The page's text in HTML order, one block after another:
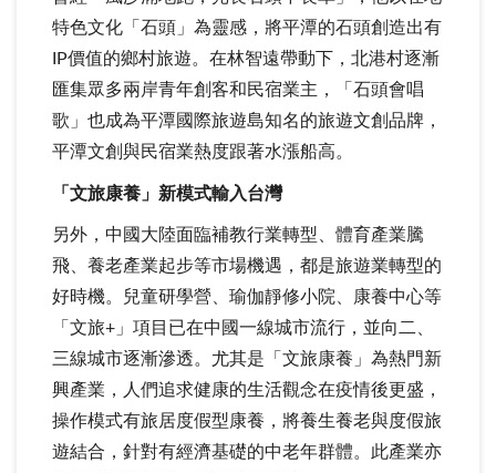
特色文化「石頭」為靈感，將平潭的石頭創造出有
IP價值的鄉村旅遊。在林智遠帶動下，北港村逐漸
匯集眾多兩岸青年創客和民宿業主，「石頭會唱
歌」也成為平潭國際旅遊島知名的旅遊文創品牌，
平潭文創與民宿業熱度跟著水漲船高。
「文旅康養」新模式輸入台灣
另外，中國大陸面臨補教行業轉型、體育產業騰
飛、養老產業起步等市場機遇，都是旅遊業轉型的
好時機。兒童研學營、瑜伽靜修小院、康養中心等
「文旅+」項目已在中國一線城市流行，並向二、
三線城市逐漸滲透。尤其是「文旅康養」為熱門新
興產業，人們追求健康的生活觀念在疫情後更盛，
操作模式有旅居度假型康養，將養生養老與度假旅
遊結合，針對有經濟基礎的中老年群體。此產業亦